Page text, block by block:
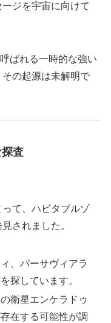
ジを宇宙に向けて
ばれる一時的な強い
の起源は未解明で
査
て、ハビタブルゾ
されました。
、パーサヴィアラ
探しています。
衛星エンケラドゥ
在する可能性が調